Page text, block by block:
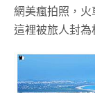
網美瘋拍照，
這裡被旅人封為